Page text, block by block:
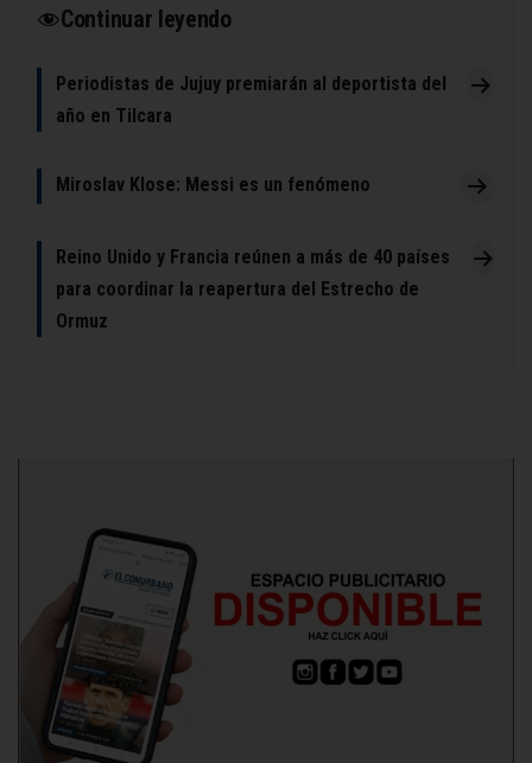
Continuar leyendo
Periodistas de Jujuy premiarán al deportista del
año en Tilcara
Miroslav Klose: Messi es un fenómeno
Reino Unido y Francia reúnen a más de 40 países
para coordinar la reapertura del Estrecho de
Ormuz